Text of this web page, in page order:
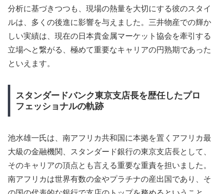
分析に基づきつつも、現場の熱量を大切にする彼のスタイ
ルは、多くの後進に影響を与えました。三井物産での輝か
しい実績は、現在の日本貴金属マーケット協会を牽引する
立場へと繋がる、極めて重要なキャリアの円熟期であった
といえます。
スタンダードバンク東京支店長を歴任したプロ
フェッショナルの軌跡
池水雄一氏は、南アフリカ共和国に本拠を置くアフリカ最
大級の金融機関、スタンダード銀行の東京支店長として、
そのキャリアの頂点とも言える重要な重責を担いました。
南アフリカは世界有数の金やプラチナの産出国であり、そ